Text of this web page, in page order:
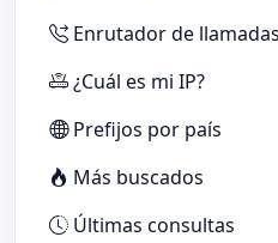
Enrutador de llamadas
¿Cuál es mi IP?
Prefijos por país
Más buscados
Últimas consultas